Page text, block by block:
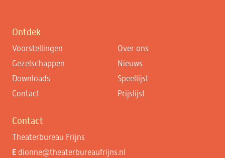
Ontdek
Voorstellingen
Over ons
Gezelschappen
Nieuws
Downloads
Speellijst
Contact
Prijslijst
Contact
Theaterbureau Frijns
E dionne@theaterbureaufrijns.nl